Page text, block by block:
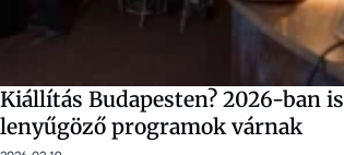
Kiállítás Budapesten? 2026-ban is
lenyűgöző programok várnak